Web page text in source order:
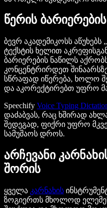
წერის
ბევრ აკადემიკოსს
ტექსტის ხელით
ბარიერების ნაწილს
კონცენტრირდეთ
სწრაფად იწერება, ხოლო
და აკორექტირებთ უფრო
Speechify Voice Typing
დაძაბვას, რაც ხშირად
შედეგად, ფიქრი უფრო
სამუშაოს დროს.
არჩევანი
შორის
ყველა კარნახის
ზოგიერთს მხოლოდ